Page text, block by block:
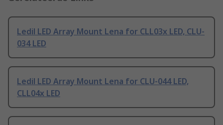
Ledil LED Array Mount Lena for CLL03x LED, CLU-
034 LED
Ledil LED Array Mount Lena for CLU-044 LED,
CLL04x LED